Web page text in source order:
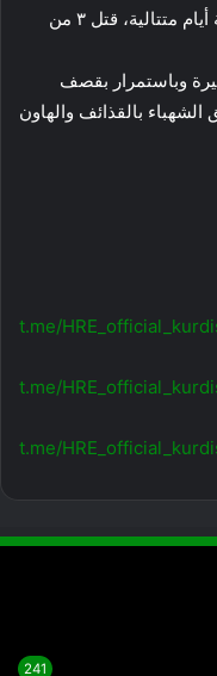
في محصلة العمليات التي استمرت لأربعة أيام متتالية، قتل ٣ من
وباستمرار بقصف
بالقذائف والهاون
t.me/
t.me/
t.me/
241